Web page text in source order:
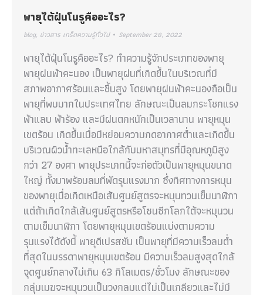
พายุไต้ฝุ่นโนรูคืออะไร?
blog, ข่าวสาร เกร็ดความรู้ทั่วไป September 28, 2022
พายุไต้ฝุ่นโนรูคืออะไร? ทำความรู้จักประเภทของพายุ
พายุฝนฟ้าคะนอง เป็นพายุฝนที่เกิดขึ้นในบริเวณที่มี
สภาพอากาศร้อนและชื้นสูง โดยพายุฝนฟ้าคะนองถือเป็น
พายุที่พบมากในประเทศไทย ลักษณะเป็นลมกระโชกแรง
ฟ้าแลบ ฟ้าร้อง และมีฝนตกหนักเป็นเวลานาน พายุหมุน
เขตร้อน เกิดขึ้นเมื่อมีหย่อมความกดอากาศต่ำและเกิดขึ้น
บริเวณผิวน้ำทะเลหนือใกล้กับมหาสมุทรที่มีอุณหภูมิสูง
กว่า 27 องศา พายุประเภทนี้จะก่อตัวเป็นพายุหมุนขนาด
ใหญ่ ทั้งมาพร้อมลมที่พัดรุนแรงมาก ซึ่งทิศทางการหมุน
ของพายุเมื่อเกิดเหนือเส้นศูนย์สูตรจะหมุนทวนเข็มนาฬิกา
แต่ถ้าเกิดใกล้เส้นศูนย์สูตรหรือโซนซีกโลกใต้จะหมุนวน
ตามเข็มนาฬิกา โดยพายุหมุนเขตร้อนแบ่งตามความ
รุนแรงได้ดังนี้ พายุดีเปรสชัน เป็นพายุที่มีความเร็วลมต่ำ
ที่สุดในบรรดาพายุหมุนเขตร้อน มีความเร็วลมสูงสุดใกล้
จุดศูนย์กลางไม่เกิน 63 กิโลเมตร/ชั่วโมง ลักษณะของ
กลุ่มเมฆจะหมุนวนเป็นวงกลมแต่ไม่เป็นเกลียวและไม่มี